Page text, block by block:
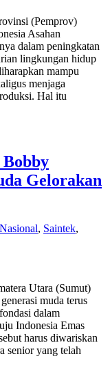
(Pemprov)
Asahan
dalam peningkatan
lingkungan hidup
mampu
menjaga
Hal itu
Gelorakan
Nasional, Saintek,
Utara (Sumut)
muda terus
dalam
Indonesia Emas
harus diwariskan
senior yang telah